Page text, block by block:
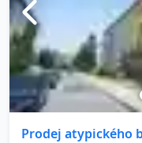
Okamžitý
Přehled
Co říkají naši
Prodej atypického